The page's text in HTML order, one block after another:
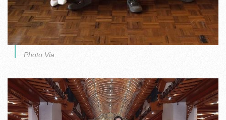
Photo Via